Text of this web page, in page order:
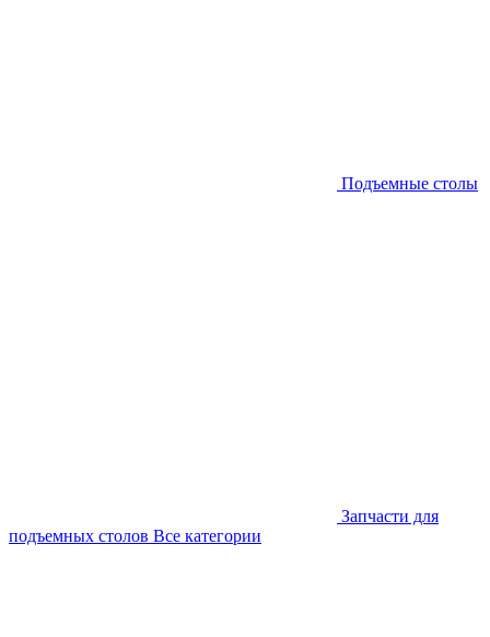
Подъемные столы
Запчасти для
подъемных столов Все категории